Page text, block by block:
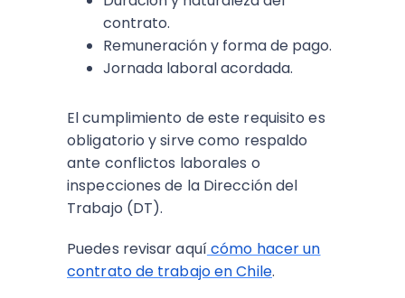
contrato.
Remuneración y forma de pago.
Jornada laboral acordada.
El cumplimiento de este requisito es
obligatorio y sirve como respaldo
ante conflictos laborales o
inspecciones de la Dirección del
Trabajo (DT).
Puedes revisar aquícómo hacer un
contrato de trabajo en Chile.